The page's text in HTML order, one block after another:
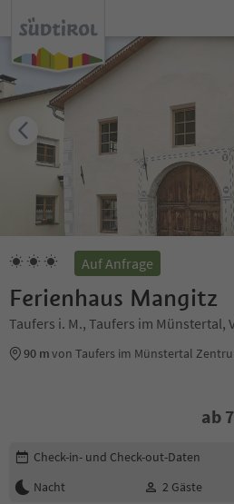
Auf Anfrage
Ferienhaus Mangitz
Taufers i. M., Taufers im Münstertal,
90 mvon Taufers im Münstertal
ab
Buchungsdetails bearbeiten
Check-in- und Check-out-Daten
Nacht
2 Gäste